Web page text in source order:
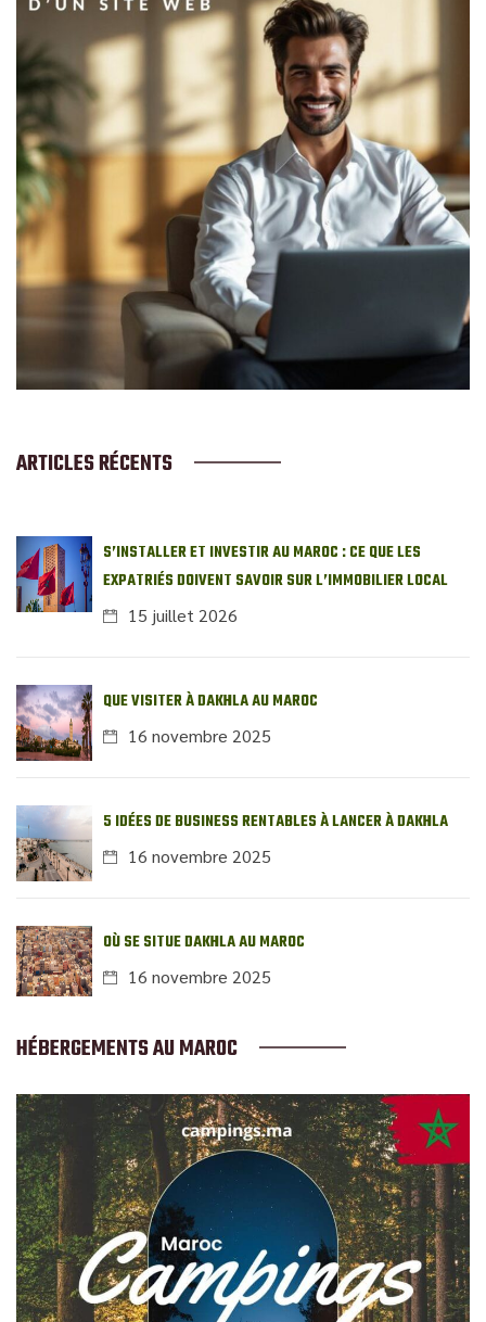
ARTICLES RÉCENTS
S’INSTALLER ET INVESTIR AU MAROC : CE QUE LES
EXPATRIÉS DOIVENT SAVOIR SUR L’IMMOBILIER LOCAL
15 juillet 2026
QUE VISITER À DAKHLA AU MAROC
16 novembre 2025
5 IDÉES DE BUSINESS RENTABLES À LANCER À DAKHLA
16 novembre 2025
OÙ SE SITUE DAKHLA AU MAROC
16 novembre 2025
HÉBERGEMENTS AU MAROC